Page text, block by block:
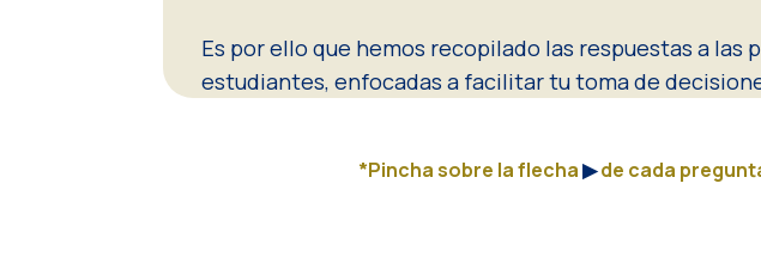
Es por ello que hemos recopilado las respuestas a las
estudiantes, enfocadas a facilitar tu toma de
*Pincha sobre la flecha▶︎de cada